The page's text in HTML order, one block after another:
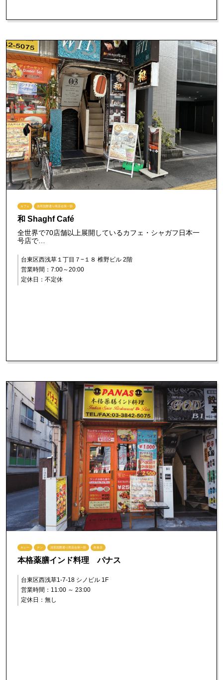
カフェ 浅草国際通り商店会第一部
和 Shaghf Café
全世界で70店舗以上展開しているカフェ・シャガフ日本一
号店で…
台東区西浅草１丁目７−１８ 椎野ビル 2階
営業時間：7:00～20:00
定休日：不定休
カレー ナン 浅草国際通り商店会第一部 飲食店
本格薬膳インド料理 パナス
台東区西浅草1-7-18 シノビル 1F
営業時間：11:00 ～ 23:00
定休日：無し